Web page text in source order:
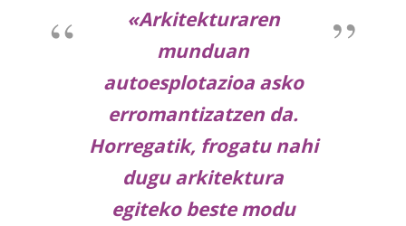
«Arkitekturaren
munduan
autoesplotazioa asko
erromantizatzen da.
Horregatik, frogatu nahi
dugu arkitektura
egiteko beste modu